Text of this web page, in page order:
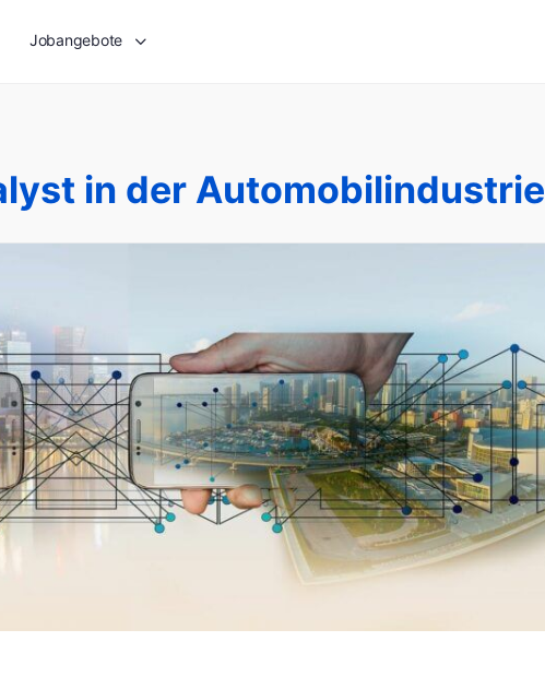
Jobangebote
in der Automobilindustrie